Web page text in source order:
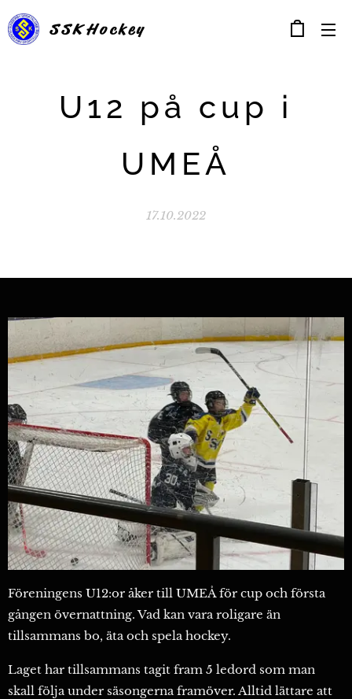
SSKHockey
U12 på cup i
UMEÅ
17.10.2022
Föreningens U12:or åker till UMEÅ för cup och första
gången övernattning. Vad kan vara roligare än
tillsammans bo, äta och spela hockey.
Laget har tillsammans tagit fram 5 ledord som man
skall följa under säsongerna framöver. Alltid lättare att